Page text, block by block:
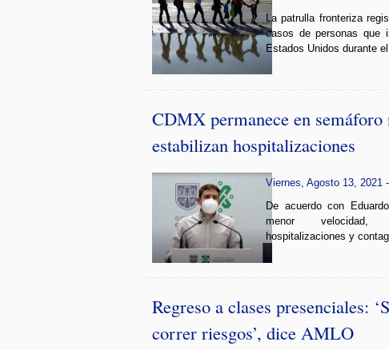
La patrulla fronteriza
casos de personas que
Estados Unidos durante el
CDMX permanece en semáforo
estabilizan hospitalizaciones
Viernes, Agosto 13, 2021
De acuerdo con
menor velocidad,
hospitalizaciones y
Regreso a clases presenciales:
correr riesgos’, dice AMLO